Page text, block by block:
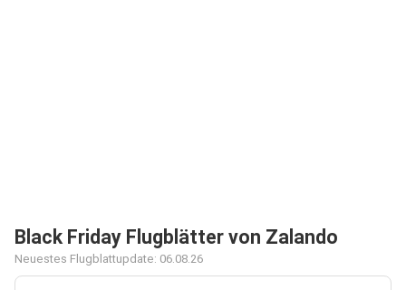
Black Friday Flugblätter von Zalando
Neuestes Flugblattupdate: 06.08.26